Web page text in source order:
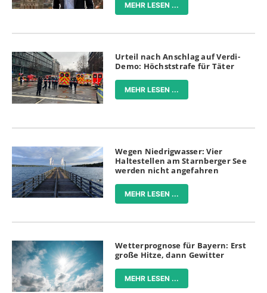
MEHR LESEN ...
Urteil nach Anschlag auf Verdi-
Demo: Höchststrafe für Täter
MEHR LESEN ...
Wegen Niedrigwasser: Vier
Haltestellen am Starnberger See
werden nicht angefahren
MEHR LESEN ...
Wetterprognose für Bayern: Erst
große Hitze, dann Gewitter
MEHR LESEN ...